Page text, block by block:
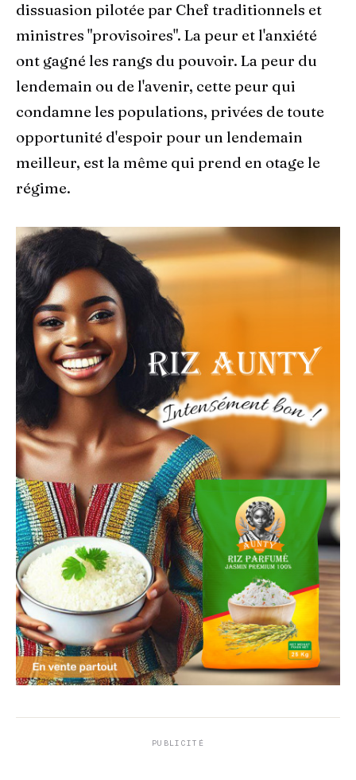
dissuasion pilotée par Chef traditionnels et
ministres "provisoires". La peur et l'anxiété
ont gagné les rangs du pouvoir. La peur du
lendemain ou de l'avenir, cette peur qui
condamne les populations, privées de toute
opportunité d'espoir pour un lendemain
meilleur, est la même qui prend en otage le
régime.
PUBLICITÉ